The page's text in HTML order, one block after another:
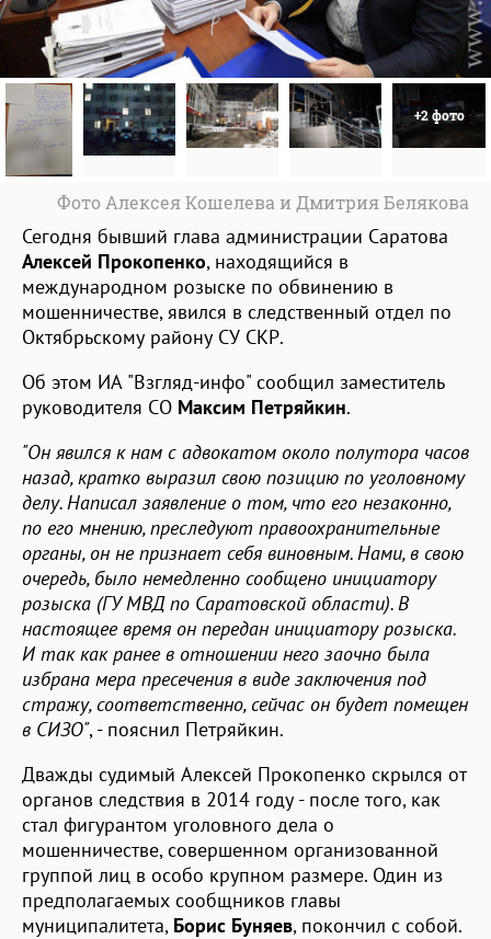
+2 фото
Фото Алексея Кошелева и Дмитрия Белякова
Сегодня бывший глава администрации Саратова
Алексей Прокопенко, находящийся в
международном розыске по обвинению в
мошенничестве, явился в следственный отдел по
Октябрьскому району СУ СКР.
Об этом ИА "Взгляд-инфо" сообщил заместитель
руководителя СО Максим Петряйкин.
"Он явился к нам с адвокатом около полутора часов
назад, кратко выразил свою позицию по уголовному
делу. Написал заявление о том, что его незаконно,
по его мнению, преследуют правоохранительные
органы, он не признает себя виновным. Нами, в свою
очередь, было немедленно сообщено инициатору
розыска (ГУ МВД по Саратовской области). В
настоящее время он передан инициатору розыска.
И так как ранее в отношении него заочно была
избрана мера пресечения в виде заключения под
стражу, соответственно, сейчас он будет помещен
в СИЗО", - пояснил Петряйкин.
Дважды судимый Алексей Прокопенко скрылся от
органов следствия в 2014 году - после того, как
стал фигурантом уголовного дела о
мошенничестве, совершенном организованной
группой лиц в особо крупном размере. Один из
предполагаемых сообщников главы
муниципалитета, Борис Буняев, покончил с собой.